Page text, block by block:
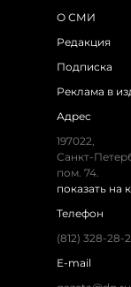
О СМИ
Редакция
Подписка
Реклама в
Адрес
197022,
Санкт-
пом. 74.
показать на
Телефон
(812) 328-28-
E-mail